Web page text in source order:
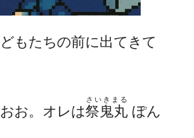
もたちの前に出てきて
お。オレは祭鬼丸
さいきまる
ぽん